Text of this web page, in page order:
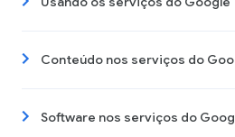
Conteúdo nos serviços do
Software nos serviços do